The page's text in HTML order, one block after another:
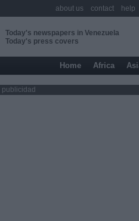
Today's newspapers in Venezuela
Today's press covers
Home Africa
publicidad
about us contact help